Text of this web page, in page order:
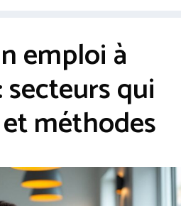
emploi à
secteurs qui
méthodes